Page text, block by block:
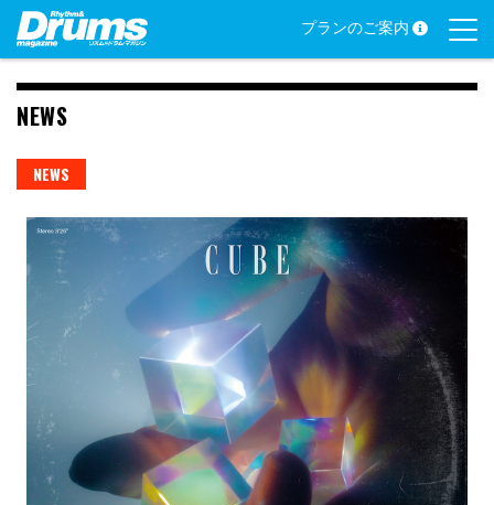
Skip
content
プランのご案内
NEWS
NEWS